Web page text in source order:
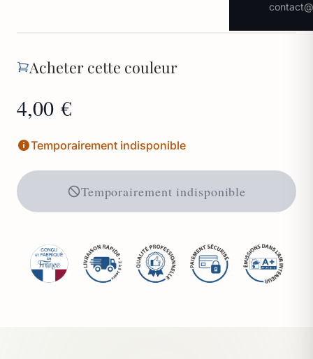
Acheter cette couleur
4,00 €
Temporairement indisponible
Temporairement indisponible